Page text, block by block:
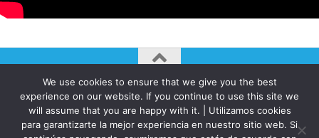
AUTOGIRO/el giro del arte actual © JAVIER MARTINEZ 2026. All
Rights Reserved.
Funciona con - Diseñado con elTema Hueman
We use cookies to ensure that we give you the best
experience on our website. If you continue to use this site we
will assume that you are happy with it. | Utilizamos cookies
para garantizarte la mejor experiencia en nuestro sitio web. Si